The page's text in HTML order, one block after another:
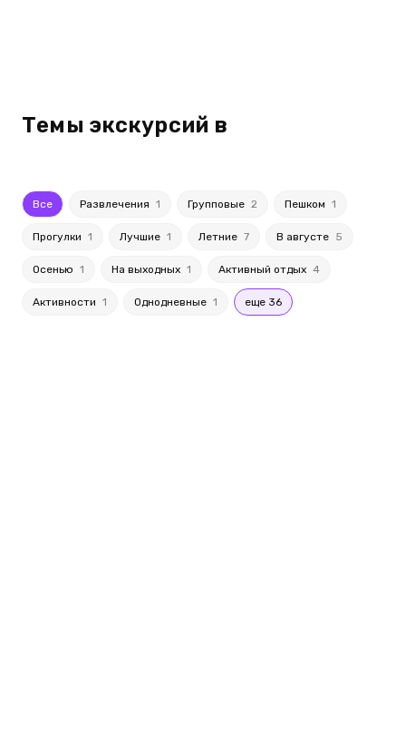
Темы экскурсий в
Все Развлечения 1 Групповые 2 Пешком 1
Прогулки 1 Лучшие 1 Летние 7 В августе 5
Осенью 1 На выходных 1 Активный отдых 4
Активности 1 Однодневные 1 еще 36